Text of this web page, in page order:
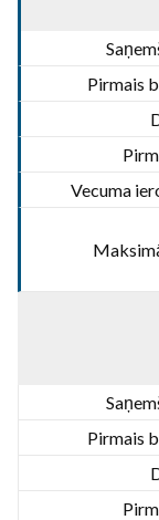
Pirmais
Vecuma
Pirmais